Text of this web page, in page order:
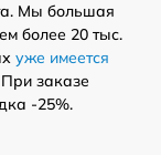
Мы большая
более 20 тыс.
уже имеется
заказе
-25%.